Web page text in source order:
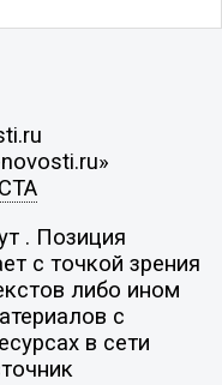
. Позиция
с точкой зрения
либо ином
с
в сети